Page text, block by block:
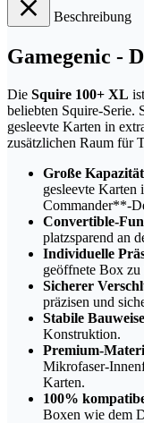
Beschreibung
Gamegenic -
Die Squire 100+ XL
beliebten Squire-Serie.
gesleevte Karten in
zusätzlichen Raum für
Große
gesleevte Karten
Commander**-
Convertible-
platzsparend an
Individuelle
geöffnete Box zu
Sicherer
präzisen und
Stabile
Konstruktion.
Premium-
Mikrofaser-
Karten.
100%
Boxen wie dem